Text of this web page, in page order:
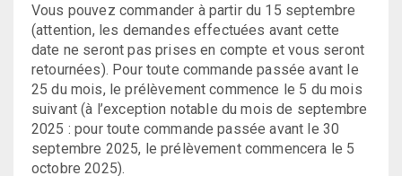
Vous pouvez commander à partir du 15 septembre
(attention, les demandes effectuées avant cette
date ne seront pas prises en compte et vous seront
retournées). Pour toute commande passée avant le
25 du mois, le prélèvement commence le 5 du mois
suivant (à l’exception notable du mois de septembre
2025 : pour toute commande passée avant le 30
septembre 2025, le prélèvement commencera le 5
octobre 2025).